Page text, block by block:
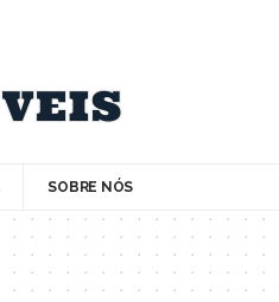
SOBRE NÓS